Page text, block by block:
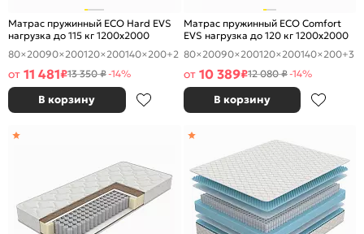
Матрас пружинный ECO Hard EVS
нагрузка до 115 кг 1200x2000
80×20090×200120×200140×200+2
от 11 481₽13 350 ₽-14%
В корзину
Матрас пружинный ECO Comfort
EVS нагрузка до 120 кг 1200x2000
80×20090×200120×200140×200+3
от 10 389₽12 080 ₽-14%
В корзину